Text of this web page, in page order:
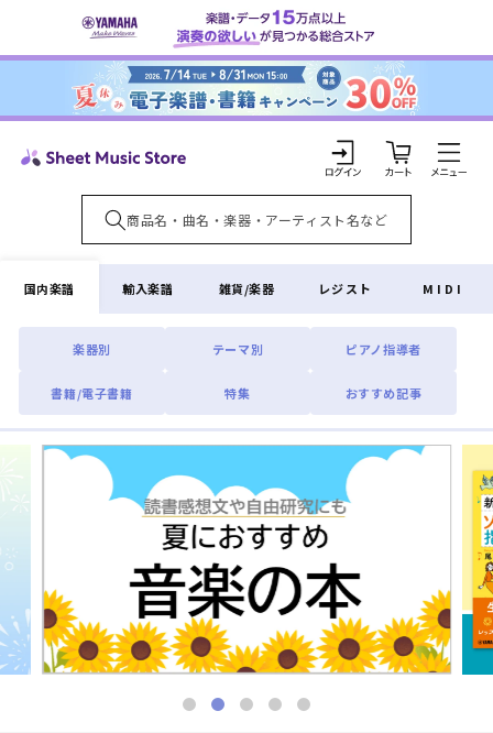
ンツに
ロ
グ
イ
ン
カ
ー
ト
国内楽譜
楽器別 テーマ別 ピアノ指導者
書籍/電子書籍 特集 おすすめ記事
輸入楽譜 雑貨/楽器 レジスト MIDI